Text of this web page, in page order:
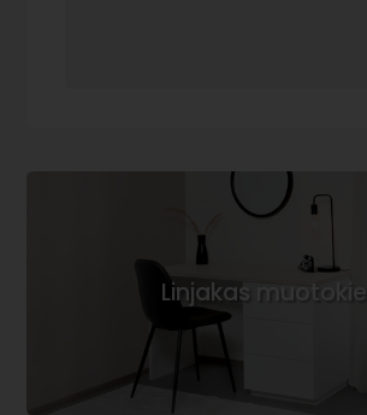
Linjakas muotokieli